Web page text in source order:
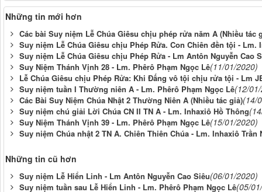
Những tin mới hơn
Các bài Suy niệm Lễ Chúa Giêsu chịu phép rửa năm A (Nhiều tác
Suy niệm Lễ Chúa Giêsu chịu Phép Rửa. Con Chiên đền tội - Lm.
Suy niệm Lễ Chúa Giêsu chịu Phép Rửa - Lm Antôn Nguyễn Cao
Suy Niệm Thánh Vịnh 28 - Lm. Phêrô Phạm Ngọc Lê(11/01/2020)
Lễ Chúa Giêsu chịu Phép Rửa: Khi Đấng vô tội chịu rửa tội - Lm
Suy niệm tuần I Thường niên A - Lm. Phêrô Phạm Ngọc Lê(12/
Các Bài Suy Niệm Chúa Nhật 2 Thường Niên A (Nhiều tác giả)(14/
Suy niệm chú giải Lời Chúa CN II TN A - Lm. Inhaxiô Hồ Thông
Suy Niệm Thánh Vịnh 39 - Lm. Phêrô Phạm Ngọc Lê(15/01/2020)
Suy niệm Chúa nhật 2 TN A. Chiên Thiên Chúa - Lm. Inhaxiô Trần
Những tin cũ hơn
Suy niệm Lễ Hiển Linh - Lm Antôn Nguyễn Cao Siêu(06/01/2020)
Suy niệm tuần sau Lễ Hiển Linh - Lm. Phêrô Phạm Ngọc Lê(05/